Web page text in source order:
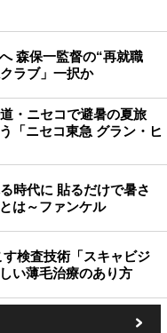
森保一監督の“再就職
ラブ」一択か
・ニセコで避暑の夏旅
「ニセコ東急 グラン・ヒ
時代に 貼るだけで暑さ
は～ファンケル
検査技術「スキャビジ
い薄毛治療のあり方